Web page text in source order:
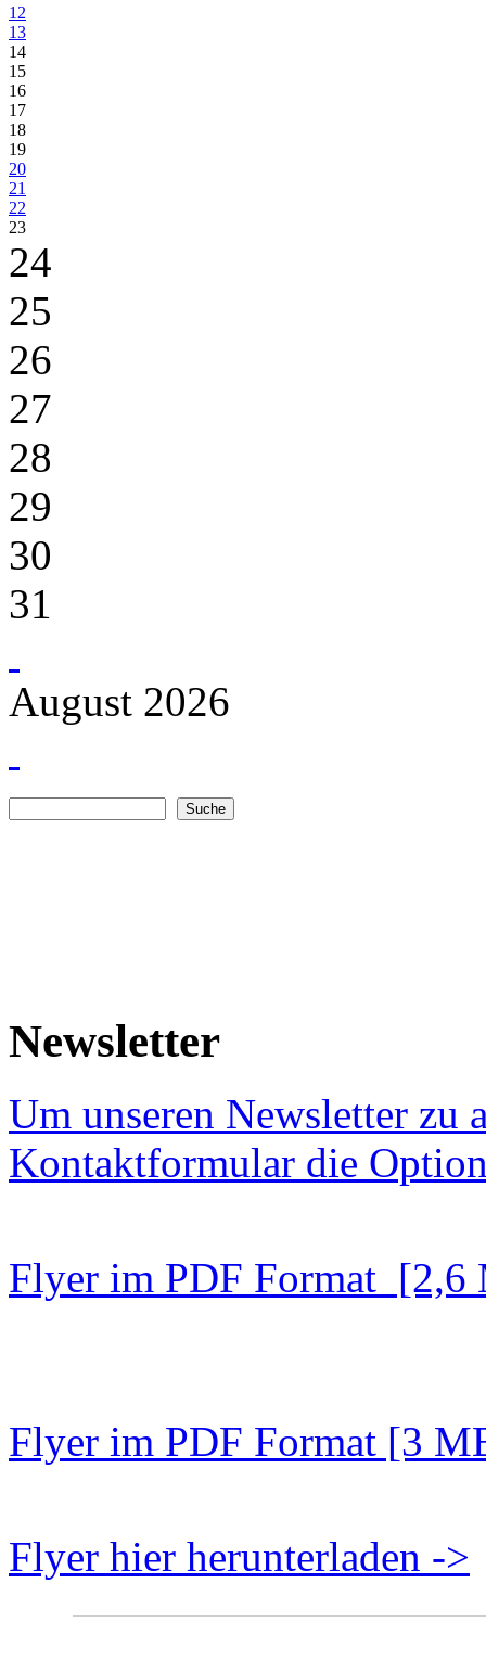
12
13
14
15
16
17
18
19
20
21
22
23
24
25
26
27
28
29
30
31
August 2026
Newsletter
Um unseren Newsletter zu
Kontaktformular die
Flyer im PDF Format [2,6
Flyer im PDF Format [3
Flyer hier herunterladen ->